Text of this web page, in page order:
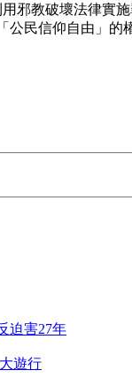
邪教破壞法律實
民信仰自由」的
迫害27年
遊行